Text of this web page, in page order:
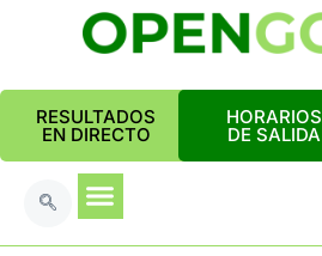
RESULTADOS
EN DIRECTO
HORARIOS
DE SALIDA